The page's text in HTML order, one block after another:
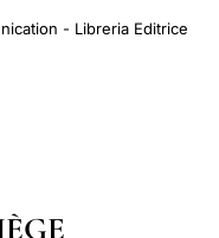
- Libreria Editrice